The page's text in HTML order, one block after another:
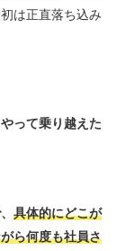
は正直落ち込み
って乗り越えた
具体的にどこが
ら何度も社員さ